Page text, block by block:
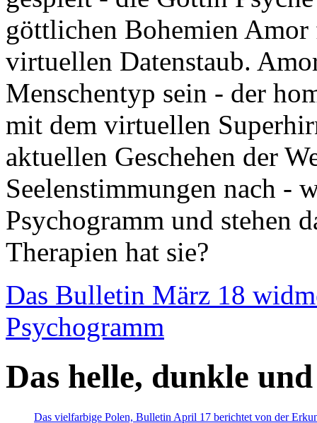
göttlichen Bohemien
virtuellen Datenstaub.
Menschentyp sein - der
mit dem virtuellen
aktuellen Geschehen der
Seelenstimmungen nach -
Psychogramm und stehen
Therapien hat sie?
Das Bulletin März 18
Psychogramm
Das helle, dunkle
Das vielfarbige Polen, Bulletin April 17 berichtet von der